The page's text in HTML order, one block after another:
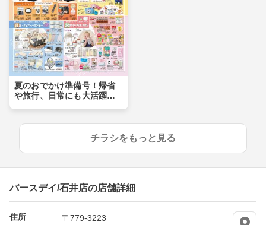
夏のおでかけ準備号！帰省
や旅行、日常にも大活躍ア
チラシをもっと見る
バースデイ/石井店の店舗詳細
住所
〒779-3223